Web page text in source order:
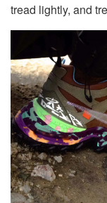
tread lightly, and